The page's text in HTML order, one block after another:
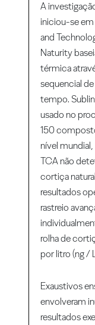
A
iniciou-se
and
Naturity
térmica
sequencial
tempo.
usado no
150
nível
TCA não
cortiça
resultados
rastreio
rolha de
por litro (ng /
Exaustivos
envolveram
resultados